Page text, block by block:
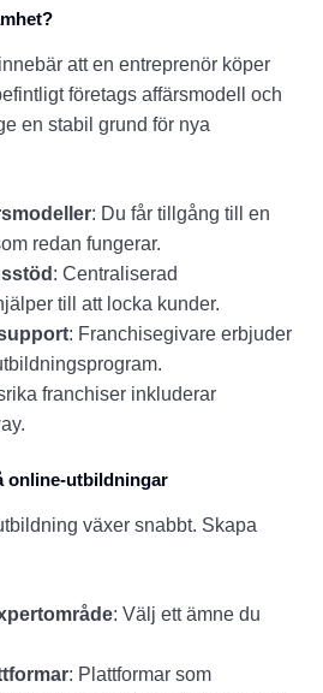
att en entreprenör köper
företags affärsmodell och
en stabil grund för nya
: Du får tillgång till en
redan fungerar.
: Centraliserad
till att locka kunder.
: Franchisegivare erbjuder
franchiser inkluderar
online-utbildningar
växer snabbt. Skapa
: Välj ett ämne du
: Plattformar som